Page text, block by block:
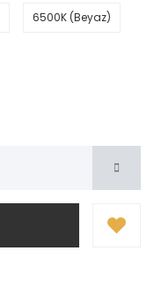
6500K (Beyaz)